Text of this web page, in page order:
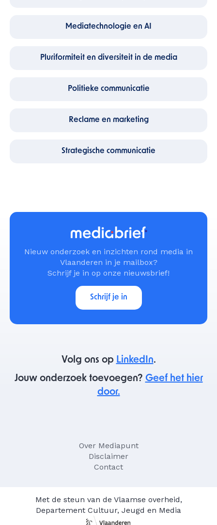
Mediatechnologie en AI
Pluriformiteit en diversiteit in de media
Politieke communicatie
Reclame en marketing
Strategische communicatie
Nieuw onderzoek en inzichten rond media in
Vlaanderen in je mailbox?
Schrijf je in op onze nieuwsbrief!
Schrijf je in
Volg ons op LinkedIn.
Jouw onderzoek toevoegen? Geef het hier
door.
Over Mediapunt
Disclaimer
Contact
Met de steun van de Vlaamse overheid,
Departement Cultuur, Jeugd en Media